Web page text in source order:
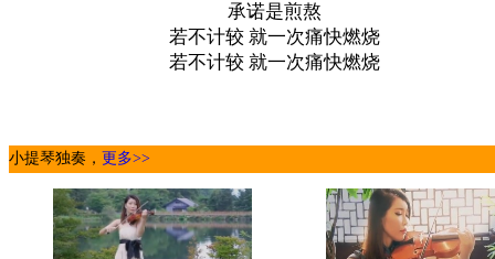
承诺是煎熬
若不计较 就一次痛快燃烧
若不计较 就一次痛快燃烧
小提琴独奏， 更多>>